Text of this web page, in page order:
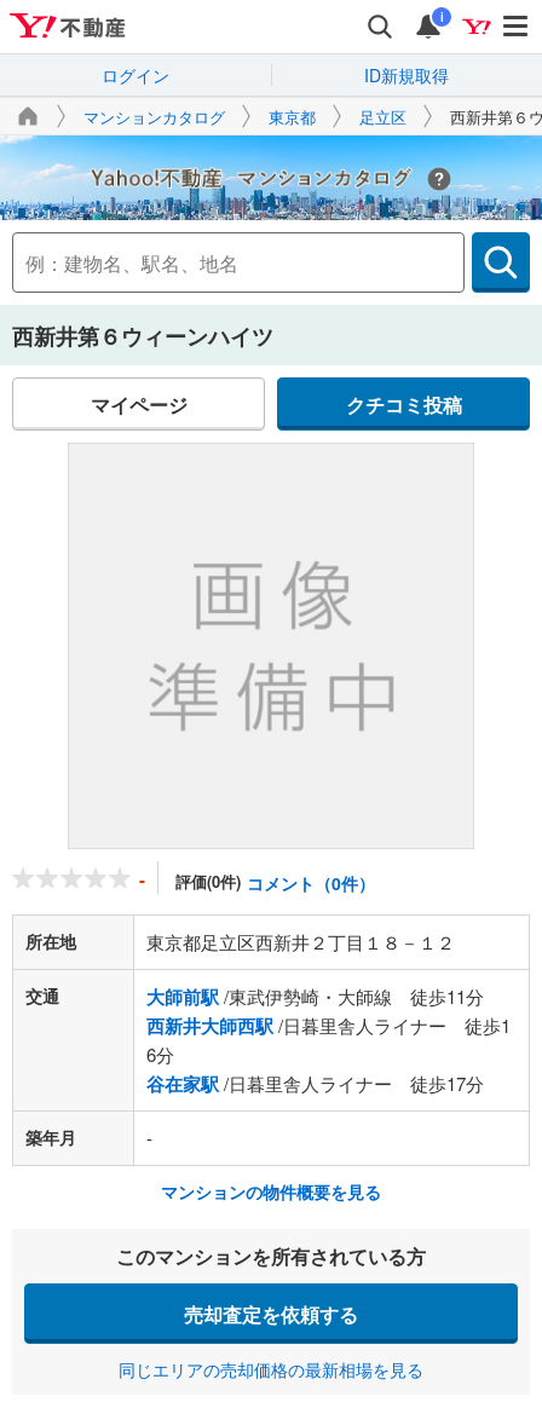
i
ログイン ID新規取得
マンションカタログ 東京都 足立区 西新井第６
Yahoo!不動産
西新井第６ウィーンハイツ
マイページ クチコミ投稿
- 評価(0件) コメント（0件）
所在地 東京都足立区西新井２丁目１８－１２
交通 大師前駅/東武伊勢崎・大師線 徒歩11分
西新井大師西駅/日暮里舎人ライナー 徒歩1
6分
谷在家駅/日暮里舎人ライナー 徒歩17分
築年月 -
マンションの物件概要を見る
このマンションを所有されている方
売却査定を依頼する
同じエリアの売却価格の最新相場を見る